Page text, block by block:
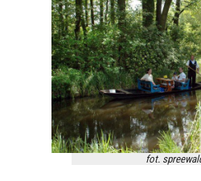
fot.